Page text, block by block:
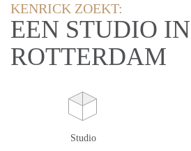
KENRICK ZOEKT:
EEN STUDIO IN
ROTTERDAM
Studio